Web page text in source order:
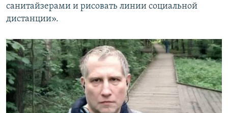
санитайзерами и рисовать линии социальной
дистанции».